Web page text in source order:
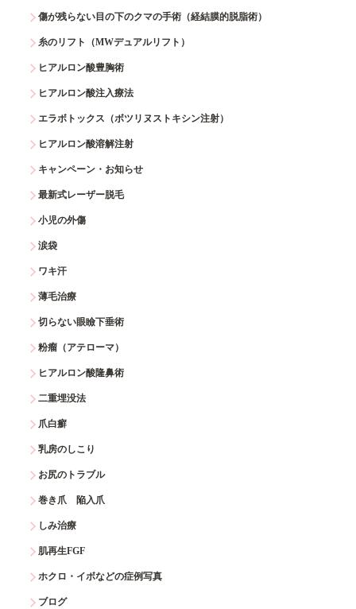
傷が残らない目の下のクマの手術（経結膜的脱脂術）
糸のリフト（MWデュアルリフト）
ヒアルロン酸豊胸術
ヒアルロン酸注入療法
エラボトックス（ボツリヌストキシン注射）
ヒアルロン酸溶解注射
キャンペーン・お知らせ
最新式レーザー脱毛
小児の外傷
涙袋
ワキ汗
薄毛治療
切らない眼瞼下垂術
粉瘤（アテローマ）
ヒアルロン酸隆鼻術
二重埋没法
爪白癬
乳房のしこり
お尻のトラブル
巻き爪 陥入爪
しみ治療
肌再生FGF
ホクロ・イボなどの症例写真
ブログ